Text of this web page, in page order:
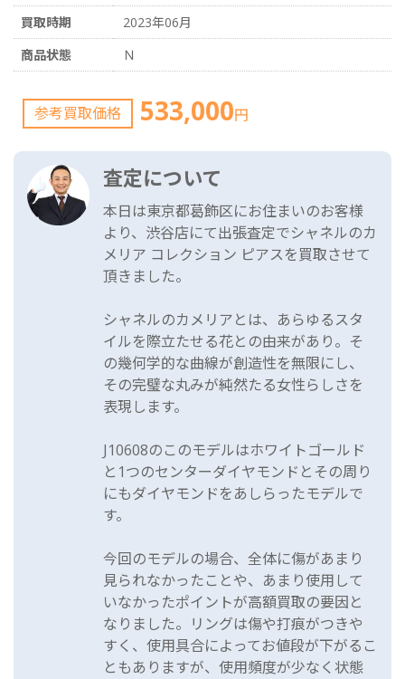
買取時期
2023年06月
商品状態
Ｎ
参考買取価格 533,000円
査定について
本日は東京都葛飾区にお住まいのお客様
より、渋谷店にて出張査定でシャネルのカ
メリア コレクション ピアスを買取させて
頂きました。
シャネルのカメリアとは、あらゆるスタ
イルを際立たせる花との由来があり。そ
の幾何学的な曲線が創造性を無限にし、
その完璧な丸みが純然たる女性らしさを
表現します。
J10608のこのモデルはホワイトゴールド
と1つのセンターダイヤモンドとその周り
にもダイヤモンドをあしらったモデルで
す。
今回のモデルの場合、全体に傷があまり
見られなかったことや、あまり使用して
いなかったポイントが高額買取の要因と
なりました。リングは傷や打痕がつきや
すく、使用具合によってお値段が下がるこ
ともありますが、使用頻度が少なく状態